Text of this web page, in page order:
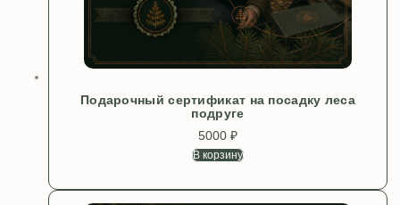
Подарочный сертификат на посадку леса
подруге
5000 ₽
В корзину